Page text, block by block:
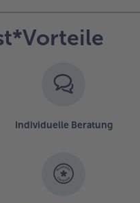
Individuelle Beratung